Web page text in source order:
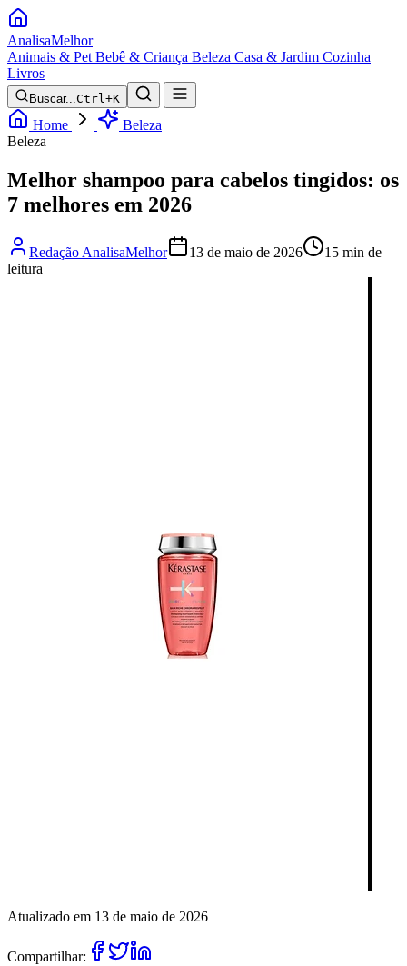
AnalisaMelhor
Animais & Pet Bebê & Criança Beleza Casa & Jardim Cozinha
Livros
Buscar...Ctrl+K
Home
Beleza
Beleza
Melhor shampoo para cabelos tingidos: os
7 melhores em 2026
Redação AnalisaMelhor 13 de maio de 2026
15 min de
leitura
Atualizado em 13 de maio de 2026
Compartilhar: